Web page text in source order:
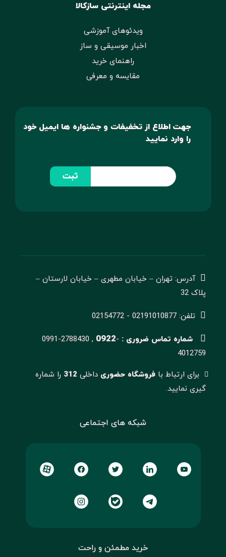
مجله اینترنتی سازکالا
ویدئوهای آموزشی
اخبار موسیقی و ساز
راهنمای خرید
مقایسه و معرفی
جهت اطلاع از تخفیفات و جشنواره ها ایمیل خود
را وارد نمایید
ثبت
آدرس: تهران – خیابان مطهری – خیابان لارستان –
پلاک 32
تلفن: 02191010877 - 02154772
شماره تماس ضروری : 0991-2788430 , 0922-
4012759
برای ارتباط با فروشگاه حضوریداخلی 312 را شماره
گیری نمایید.
شبکه های اجتماعی
خرید مطمئن و راحت